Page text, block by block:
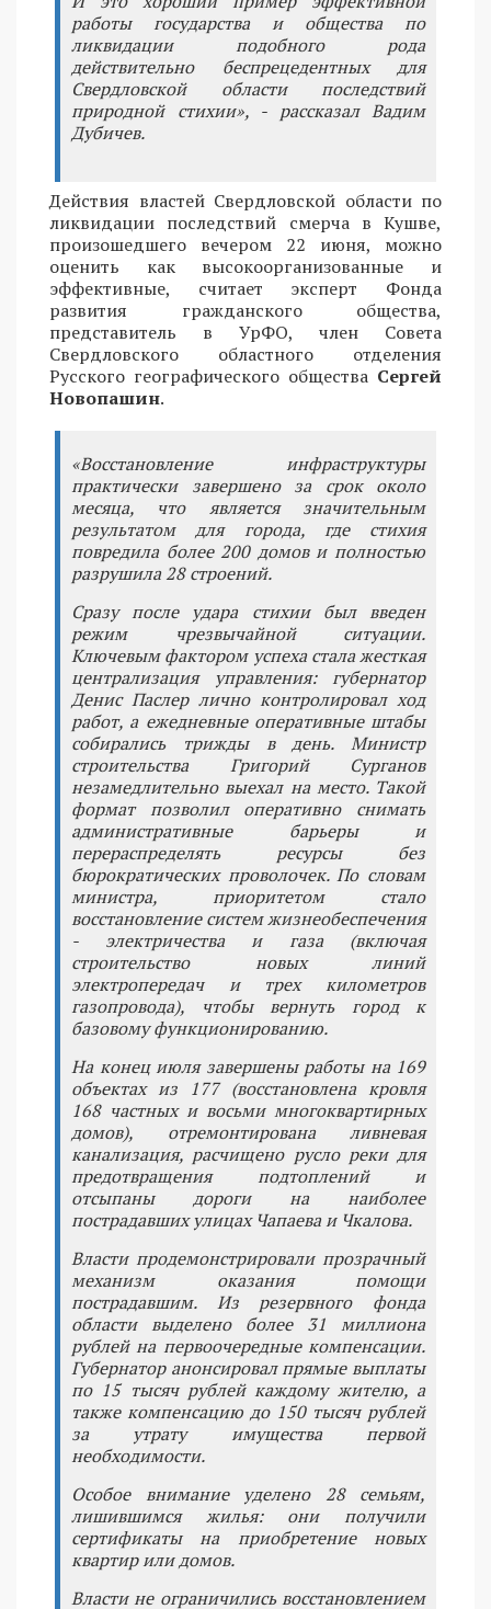
работы государства и общества по
ликвидации подобного рода
действительно беспрецедентных для
Свердловской области последствий
природной стихии», - рассказал Вадим
Дубичев.
Действия властей Свердловской области по
ликвидации последствий смерча в Кушве,
произошедшего вечером 22 июня, можно
оценить как высокоорганизованные и
эффективные, считает эксперт Фонда
развития гражданского общества,
представитель в УрФО, член Совета
Свердловского областного отделения
Русского географического общества Сергей
Новопашин.
«Восстановление инфраструктуры
практически завершено за срок около
месяца, что является значительным
результатом для города, где стихия
повредила более 200 домов и полностью
разрушила 28 строений.
Сразу после удара стихии был введен
режим чрезвычайной ситуации.
Ключевым фактором успеха стала жесткая
централизация управления: губернатор
Денис Паслер лично контролировал ход
работ, а ежедневные оперативные штабы
собирались трижды в день. Министр
строительства Григорий Сурганов
незамедлительно выехал на место. Такой
формат позволил оперативно снимать
административные барьеры и
перераспределять ресурсы без
бюрократических проволочек. По словам
министра, приоритетом стало
восстановление систем жизнеобеспечения
- электричества и газа (включая
строительство новых линий
электропередач и трех километров
газопровода), чтобы вернуть город к
базовому функционированию.
На конец июля завершены работы на 169
объектах из 177 (восстановлена кровля
168 частных и восьми многоквартирных
домов), отремонтирована ливневая
канализация, расчищено русло реки для
предотвращения подтоплений и
отсыпаны дороги на наиболее
пострадавших улицах Чапаева и Чкалова.
Власти продемонстрировали прозрачный
механизм оказания помощи
пострадавшим. Из резервного фонда
области выделено более 31 миллиона
рублей на первоочередные компенсации.
Губернатор анонсировал прямые выплаты
по 15 тысяч рублей каждому жителю, а
также компенсацию до 150 тысяч рублей
за утрату имущества первой
необходимости.
Особое внимание уделено 28 семьям,
лишившимся жилья: они получили
сертификаты на приобретение новых
квартир или домов.
Власти не ограничились восстановлением